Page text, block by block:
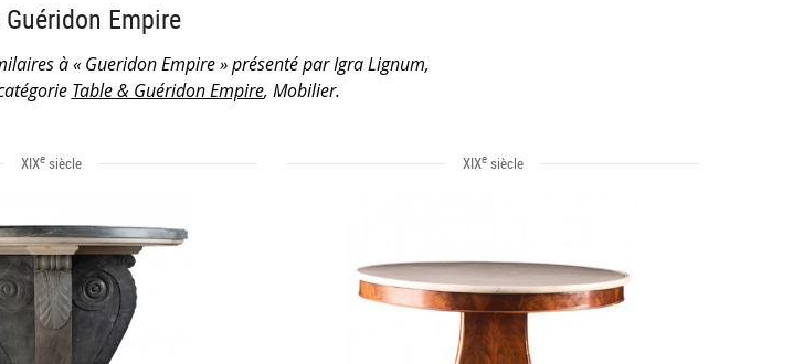
Empire
à « Gueridon Empire » présenté par Igra Lignum,
Table & Guéridon Empire, Mobilier.
XIXesiècle XIXesiècle